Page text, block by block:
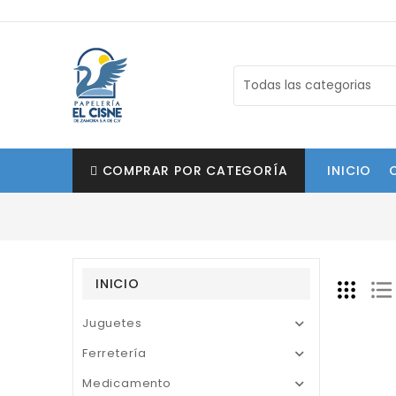
COMPRAR POR CATEGORÍA INICIO
INICIO
Juguetes 
Ferretería 
Medicamento 